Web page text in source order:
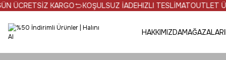
KARGO KOŞULSUZ İADEHIZLI TESLİMAT OUTLET
HAKKIMIZDA